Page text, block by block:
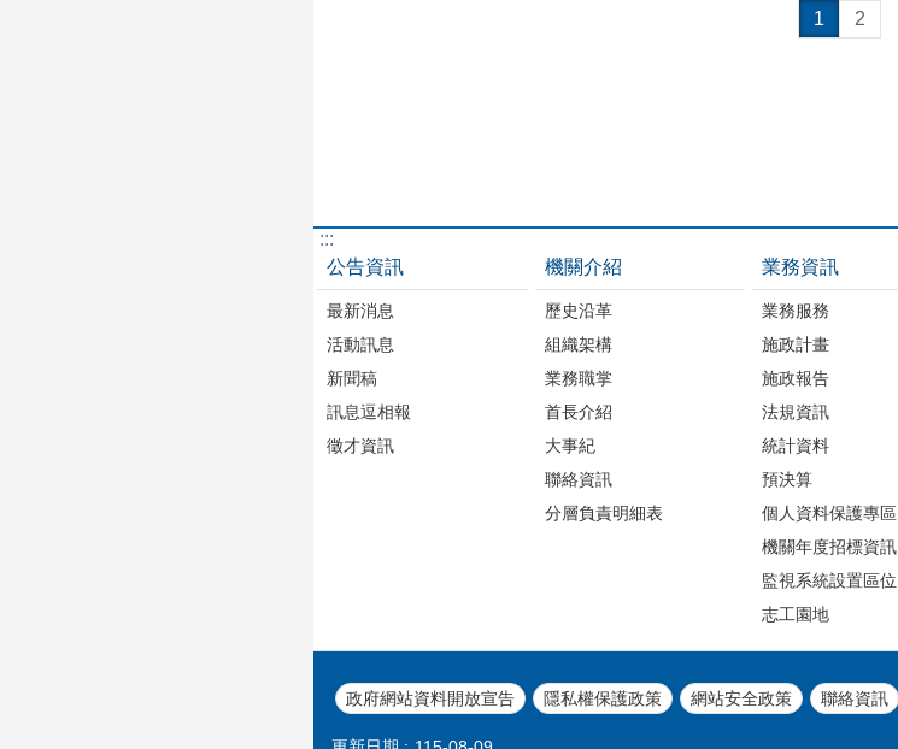
1 2
:::
公告資訊
最新消息
活動訊息
新聞稿
訊息逗相報
徵才資訊
機關介紹
歷史沿革
組織架構
業務職掌
首長介紹
大事紀
聯絡資訊
分層負責明細表
業務資訊
業務服務
施政計畫
施政報告
法規資訊
統計資料
預決算
個人資料保護專區
機關年度招標資訊
監視系統設置區位
志工園地
政府網站資料開放宣告 隱私權保護政策 網站安全政策 聯絡資訊